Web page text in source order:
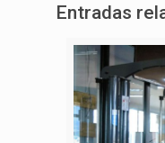
Entradas